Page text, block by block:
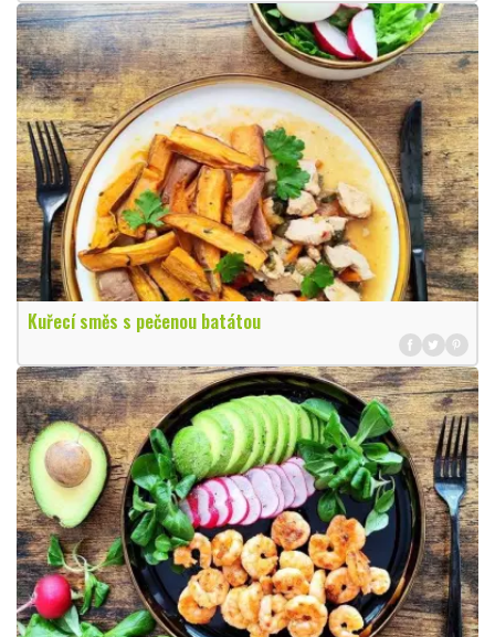
Kuřecí směs s pečenou batátou